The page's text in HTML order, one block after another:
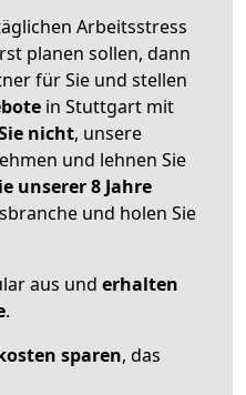
Arbeitsstress
planen sollen, dann
für Sie und stellen
in Stuttgart mit
nicht, unsere
und lehnen Sie
unserer 8 Jahre
und holen Sie
aus und erhalten
.
sparen, das